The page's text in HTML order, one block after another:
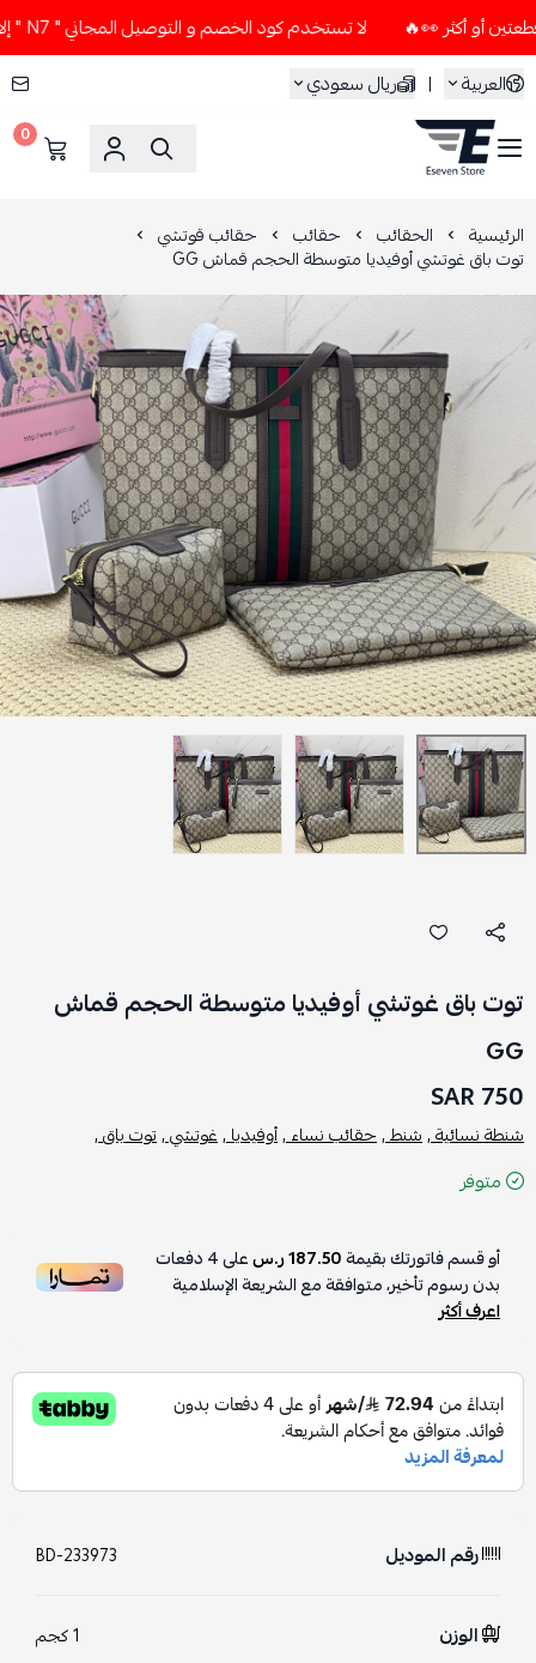
لا تستخدم كود الخصم و التوصيل المجاني " N7 " إلا إذا طلبت قطعتين أو أكثر 👀🔥
العربية
| ريال سعودي
ESEVEN STORE
0
الرئيسية الحقائب حقائب حقائب قوتشي
توت باق غوتشي أوفيديا متوسطة الحجم قماش GG
توت باق غوتشي أوفيديا متوسطة الحجم قماش
GG
750 SAR
شنطة نسائية ,شنط ,حقائب نساء ,أوفيديا ,غوتشي ,توت باق ,
متوفر
أو قسم فاتورتك بقيمة187.50 ر.س على4دفعات
بدون رسوم تأخير، متوافقة مع الشريعة الإسلامية
اعرف أكثر
رقم الموديل BD-233973
الوزن 1 كجم